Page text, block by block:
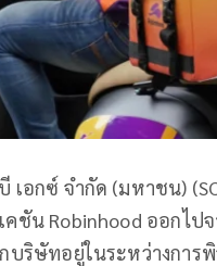
เอกซ์ จำกัด (มหาชน)
คชัน Robinhood ออกไ
กบริษัทอยู่ในระหว่างกา